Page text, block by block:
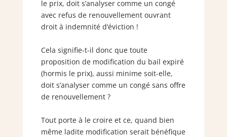
le prix, doit s’analyser comme un congé
avec refus de renouvellement ouvrant
droit à indemnité d’éviction !
Cela signifie-t-il donc que toute
proposition de modification du bail expiré
(hormis le prix), aussi minime soit-elle,
doit s’analyser comme un congé sans offre
de renouvellement ?
Tout porte à le croire et ce, quand bien
même ladite modification serait bénéfique